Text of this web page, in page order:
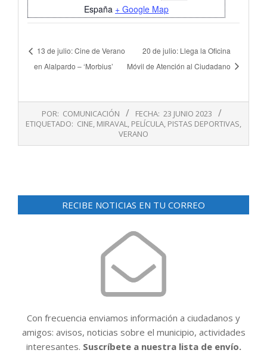
España + Google Map
13 de julio: Cine de Verano
en Alalpardo – ‘Morbius’
20 de julio: Llega la Oficina
Móvil de Atención al Ciudadano
06-
POR: COMUNICACIÓN FECHA: 23 JUNIO 2023
ETIQUETADO: CINE MIRAVAL PELÍCULA PISTAS DEPORTIVAS
VERANO
RECIBE NOTICIAS EN TU CORREO
Con frecuencia enviamos información a ciudadanos y
amigos: avisos, noticias sobre el municipio, actividades
interesantes. Suscríbete a nuestra lista de envío.